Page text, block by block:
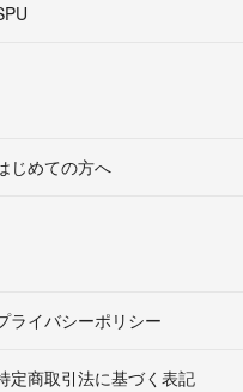
じめての方へ
ライバシーポリシー
定商取引法に基づく表記